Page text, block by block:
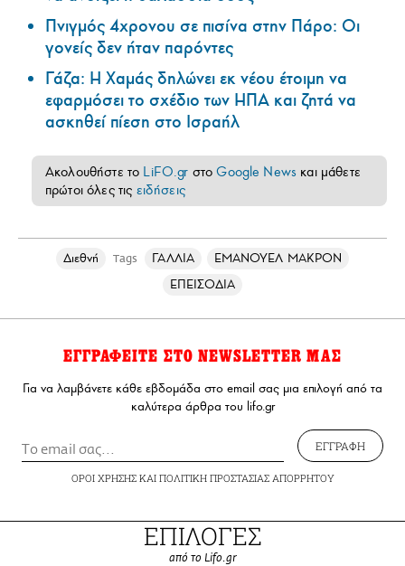
Πνιγμός 4χρονου σε πισίνα στην Πάρο: Οι
γονείς δεν ήταν παρόντες
Γάζα: Η Χαμάς δηλώνει εκ νέου έτοιμη να
εφαρμόσει το σχέδιο των ΗΠΑ και ζητά να
ασκηθεί πίεση στο Ισραήλ
Ακολουθήστε το LiFO.gr στοGoogle News και μάθετε
πρώτοι όλες τις ειδήσεις
Διεθνή Tags ΓΑΛΛΙΑ
ΕΜΑΝΟΥΕΛ ΜΑΚΡΟΝ
ΕΠΕΙΣΟΔΙΑ
ΕΓΓΡΑΦΕΙΤΕ ΣΤΟ NEWSLETTER ΜΑΣ
Για να λαμβάνετε κάθε εβδομάδα στο email σας μια επιλογή από τα
καλύτερα άρθρα του lifo.gr
ΕΓΓΡΑΦΗ
ΟΡΟΙ ΧΡΗΣΗΣΚΑΙ ΠΟΛΙΤΙΚΗ ΠΡΟΣΤΑΣΙΑΣ ΑΠΟΡΡΗΤΟΥ
ΕΠΙΛΟΓΕΣ
από το Lifo.gr